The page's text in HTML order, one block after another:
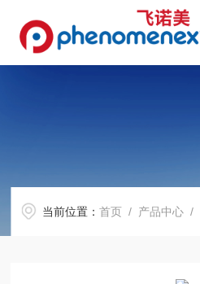
当前位置：首页 / 产品中心 /